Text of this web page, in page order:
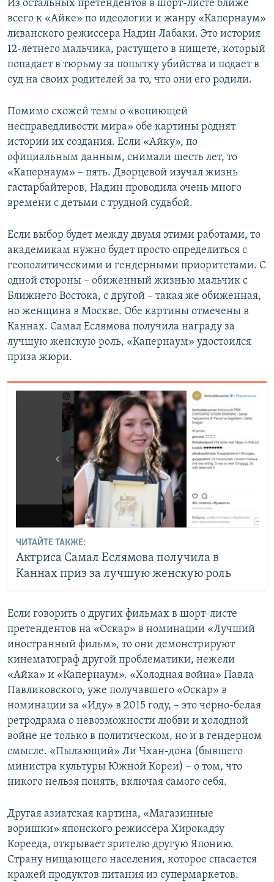
Из остальных претендентов в шорт-листе ближе
всего к «Айке» по идеологии и жанру «Капернаум»
ливанского режиссера Надин Лабаки. Это история
12-летнего мальчика, растущего в нищете, который
попадает в тюрьму за попытку убийства и подает в
суд на своих родителей за то, что они его родили.
Помимо схожей темы о «вопиющей
несправедливости мира» обе картины роднят
истории их создания. Если «Айку», по
официальным данным, снимали шесть лет, то
«Капернаум» – пять. Дворцевой изучал жизнь
гастарбайтеров, Надин проводила очень много
времени с детьми с трудной судьбой.
Если выбор будет между двумя этими работами, то
академикам нужно будет просто определиться с
геополитическими и гендерными приоритетами. С
одной стороны – обиженный жизнью мальчик с
Ближнего Востока, с другой – такая же обиженная,
но женщина в Москве. Обе картины отмечены в
Каннах. Самал Еслямова получила награду за
лучшую женскую роль, «Капернаум» удостоился
приза жюри.
ЧИТАЙТЕ ТАКЖЕ:
Актриса Самал Еслямова получила в
Каннах приз за лучшую женскую роль
Если говорить о других фильмах в шорт-листе
претендентов на «Оскар» в номинации «Лучший
иностранный фильм», то они демонстрируют
кинематограф другой проблематики, нежели
«Айка» и «Капернаум». «Холодная война» Павла
Павликовского, уже получавшего «Оскар» в
номинации за «Иду» в 2015 году, – это черно-белая
ретродрама о невозможности любви и холодной
войне не только в политическом, но и в гендерном
смысле. «Пылающий» Ли Чхан-дона (бывшего
министра культуры Южной Кореи) – о том, что
никого нельзя понять, включая самого себя.
Другая азиатская картина, «Магазинные
воришки» японского режиссера Хирокадзу
Корееда, открывает зрителю другую Японию.
Страну нищающего населения, которое спасается
кражей продуктов питания из супермаркетов.